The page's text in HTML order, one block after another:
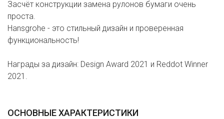
Засчёт конструкции замена рулонов бумаги очень
проста.
Hansgrohe - это стильный дизайн и проверенная
функциональность!
Награды за дизайн: Design Award 2021 и Reddot Winner
2021.
ОСНОВНЫЕ ХАРАКТЕРИСТИКИ